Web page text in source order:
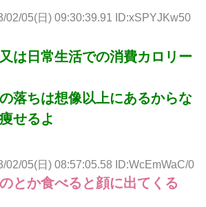
02/05(日) 09:30:39.91 ID:xSPYJKw50
は日常生活での消費カロリー
落ちは想像以上にあるからな
せるよ
02/05(日) 08:57:05.58 ID:WcEmWaC/0
とか食べると顔に出てくる